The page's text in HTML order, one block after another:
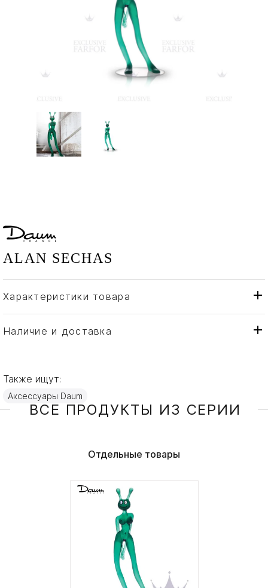
ALAN SECHAS
Характеристики товара
Бренд
Daum
Страна производителя
Наличие и доставка
Также ищут:
Аксессуары Daum
ВСЕ ПРОДУКТЫ ИЗ СЕРИИ
Отдельные товары